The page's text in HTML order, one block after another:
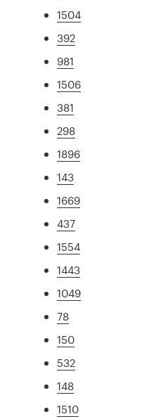
1504
392
981
1506
381
298
1896
143
1669
437
1554
1443
1049
78
150
532
148
1510